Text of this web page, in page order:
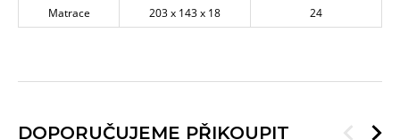
Matrace
203 x 143 x 18 24
DOPORUČUJEME PŘIKOUPIT